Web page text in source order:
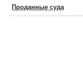
Проданные суда